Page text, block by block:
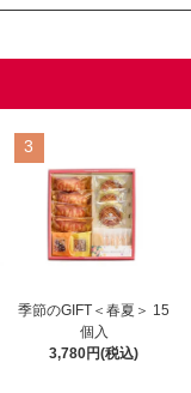
3
季節のGIFT＜春夏＞ 15
個入
3,780円(税込)